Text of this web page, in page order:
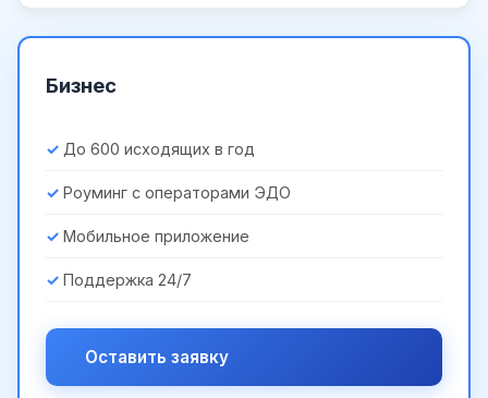
Бизнес
До 600 исходящих в год
Роуминг с операторами ЭДО
Мобильное приложение
Поддержка 24/7
Оставить заявку